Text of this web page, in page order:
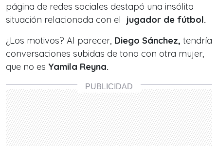
página de redes sociales destapó una insólita
situación relacionada con el jugador de fútbol.
¿Los motivos? Al parecer, Diego Sánchez, tendría
conversaciones subidas de tono con otra mujer,
que no es Yamila Reyna.